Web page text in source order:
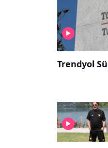
Trendyol